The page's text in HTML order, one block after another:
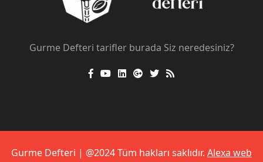
Gurme Defteri tarifler burada Siz neredesiniz?
Gurme Defteri | @2024 Tüm hakları saklıdır. Alexa web